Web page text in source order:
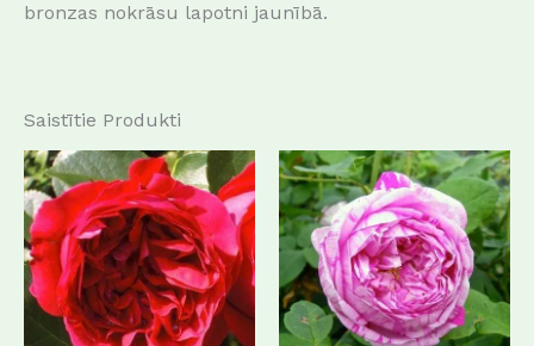
bronzas nokrāsu lapotni jaunībā.
Saistītie Produkti
This
product
has
multiple
variants.
The
This
has
The